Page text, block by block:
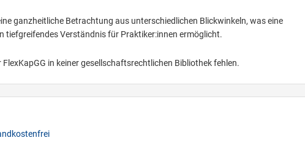
ganzheitliche Betrachtung aus unterschiedlichen Blickwinkeln, was eine
tiefgreifendes Verständnis für Praktiker:innen ermöglicht.
in keiner gesellschaftsrechtlichen Bibliothek fehlen.